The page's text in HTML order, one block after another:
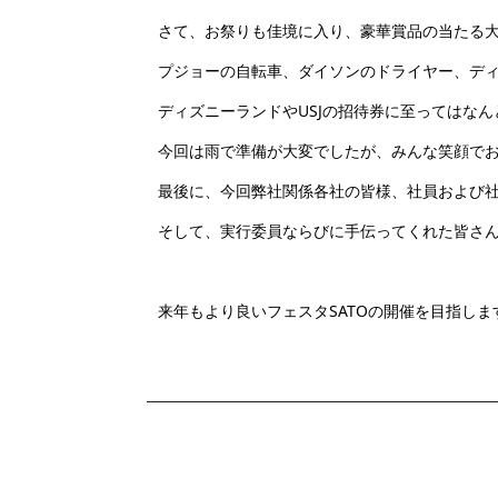
さて、お祭りも佳境に入り、豪華賞品の当たる
プジョーの自転車、ダイソンのドライヤー、デ
ディズニーランドやUSJの招待券に至ってはな
今回は雨で準備が大変でしたが、みんな笑顔で
最後に、今回弊社関係各社の皆様、社員および
そして、実行委員ならびに手伝ってくれた皆さ
来年もより良いフェスタSATOの開催を目指しま